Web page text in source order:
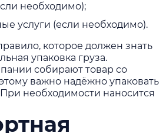
необходимо);
услуги (если необходимо).
которое должен знать
упаковка груза.
собирают товар со
важно надёжно упаковать
необходимости наносится